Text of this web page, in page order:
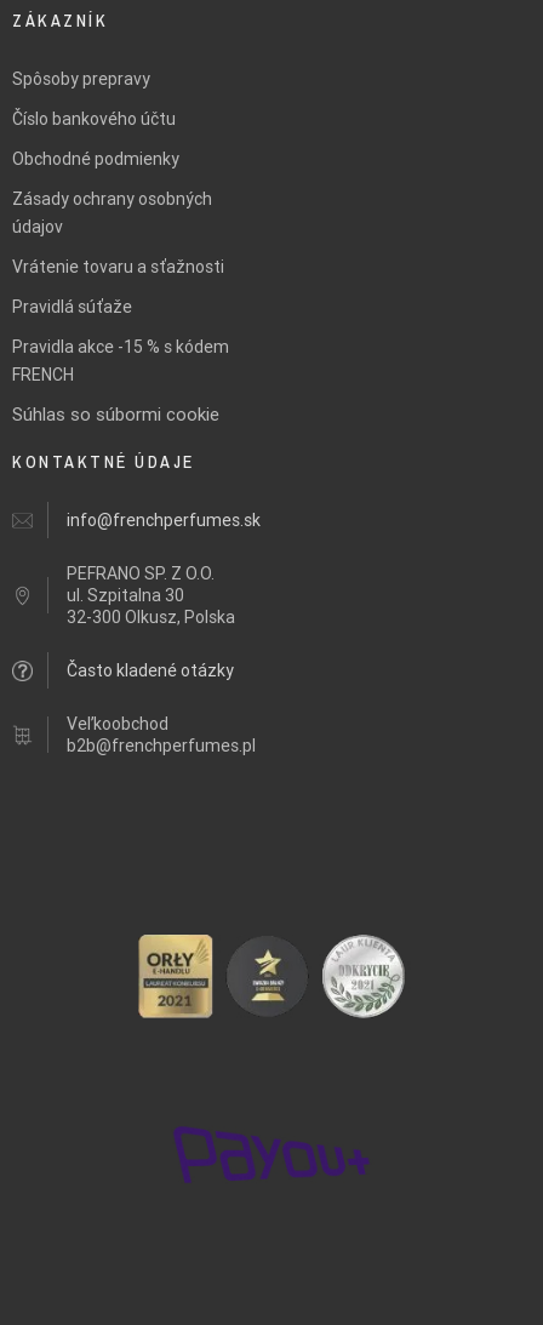
ZÁKAZNÍK
Spôsoby prepravy
Číslo bankového účtu
Obchodné podmienky
Zásady ochrany osobných
údajov
Vrátenie tovaru a sťažnosti
Pravidlá súťaže
Pravidla akce -15 % s kódem
FRENCH
Súhlas so súbormi cookie
KONTAKTNÉ ÚDAJE
info@frenchperfumes.sk
PEFRANO SP. Z O.O.
ul. Szpitalna 30
32-300 Olkusz, Polska
Často kladené otázky
Veľkoobchod
b2b@frenchperfumes.pl